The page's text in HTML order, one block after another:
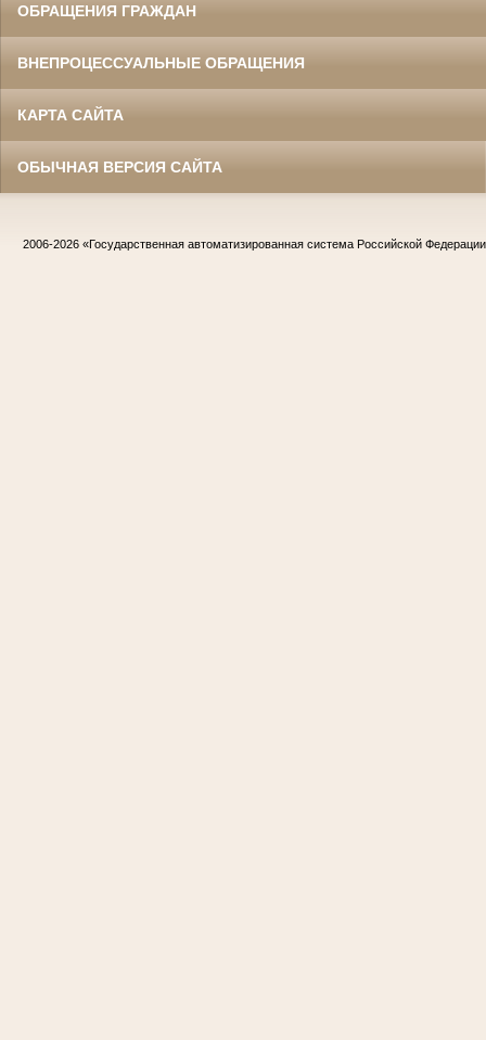
ОБРАЩЕНИЯ ГРАЖДАН
ВНЕПРОЦЕССУАЛЬНЫЕ ОБРАЩЕНИЯ
КАРТА САЙТА
ОБЫЧНАЯ ВЕРСИЯ САЙТА
2006-2026 «Государственная автоматизированная система Российской